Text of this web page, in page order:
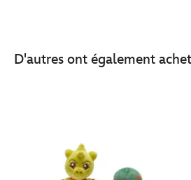
D'autres ont également